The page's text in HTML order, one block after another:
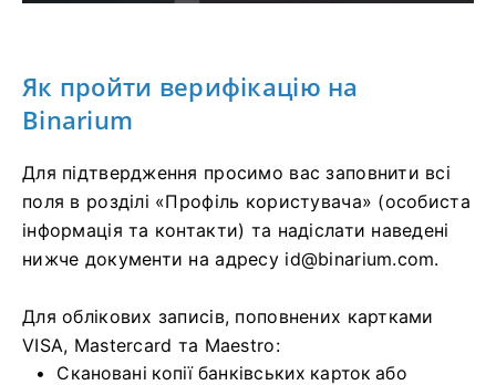
Як пройти верифікацію на
Binarium
Для підтвердження просимо вас заповнити всі
поля в розділі «Профіль користувача» (особиста
інформація та контакти) та надіслати наведені
нижче документи на адресу id@binarium.com.
Для облікових записів, поповнених картками
VISA, Mastercard та Maestro:
Скановані копії банківських карток або